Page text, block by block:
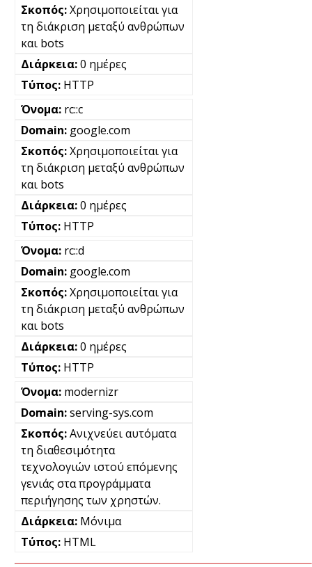
Χρησιμοποιείται για
τη διάκριση μεταξύ ανθρώπων
και bots
0 ημέρες
HTTP
rc::c
google.com
Χρησιμοποιείται για
τη διάκριση μεταξύ ανθρώπων
και bots
0 ημέρες
HTTP
rc::d
google.com
Χρησιμοποιείται για
τη διάκριση μεταξύ ανθρώπων
και bots
0 ημέρες
HTTP
modernizr
serving-sys.com
Ανιχνεύει αυτόματα
τη διαθεσιμότητα
τεχνολογιών ιστού επόμενης
γενιάς στα προγράμματα
περιήγησης των χρηστών.
Μόνιμα
HTML